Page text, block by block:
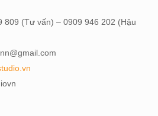
809 (Tư vấn) – 0909 946 202 (Hậu